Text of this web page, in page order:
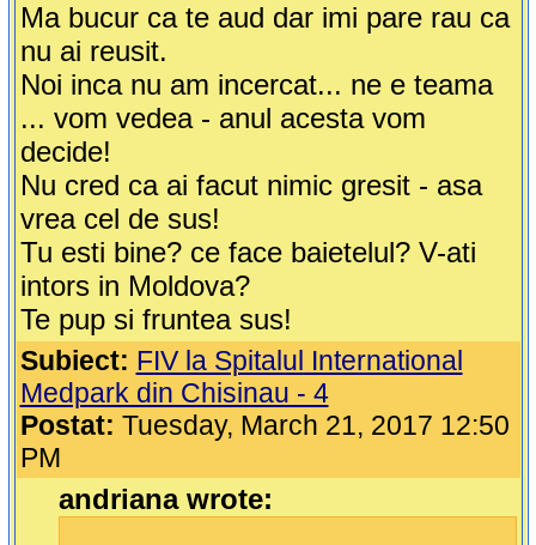
Ma bucur ca te aud dar imi pare rau ca
nu ai reusit.
Noi inca nu am incercat... ne e teama
... vom vedea - anul acesta vom
decide!
Nu cred ca ai facut nimic gresit - asa
vrea cel de sus!
Tu esti bine? ce face baietelul? V-ati
intors in Moldova?
Te pup si fruntea sus!
Subiect: FIV la Spitalul International
Medpark din Chisinau - 4
Postat: Tuesday, March 21, 2017 12:50
PM
andriana wrote: